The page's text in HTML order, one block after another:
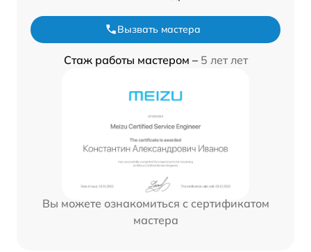
Вызвать мастера
Стаж работы мастером – 5 лет лет
Вы можете ознакомиться с сертификатом
мастера